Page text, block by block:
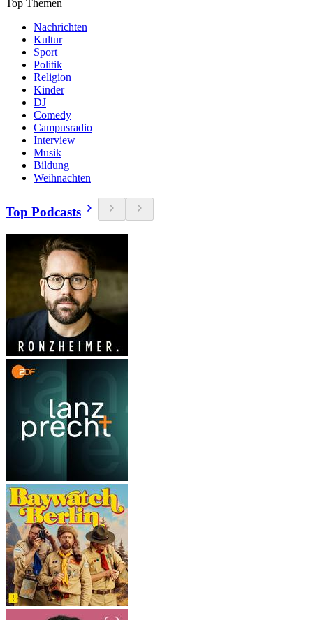
Top Themen
Nachrichten
Kultur
Sport
Politik
Religion
Kinder
DJ
Comedy
Campusradio
Interview
Musik
Bildung
Weihnachten
Top Podcasts